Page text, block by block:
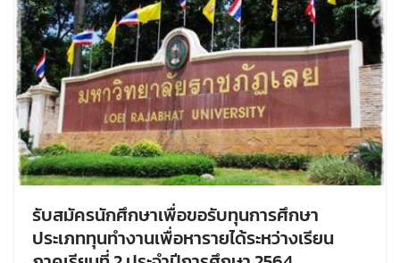
รับสมัครนักศึกษาเพื่อขอรับทุนการศึกษา
ประเภททุนทำงานเพื่อหารายได้ระหว่างเรียน